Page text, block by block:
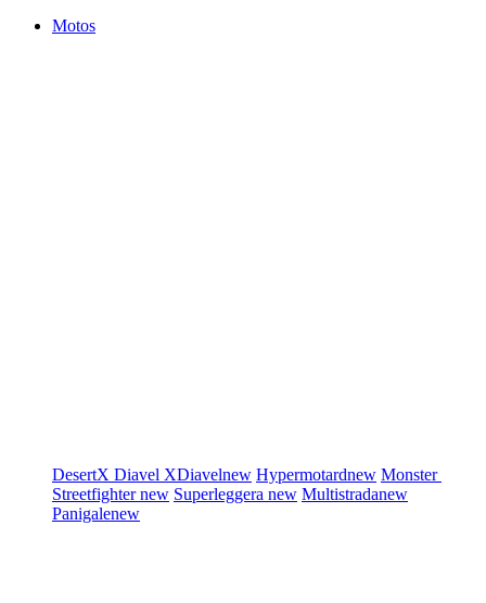
Motos
DesertX Diavel XDiavelnew Hypermotardnew Monster
Streetfighternew Superleggera new Multistradanew
Panigalenew